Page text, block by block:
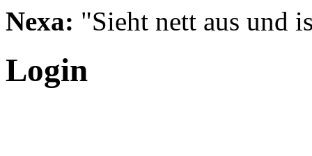
Nexa: "Sieht nett aus und
Login